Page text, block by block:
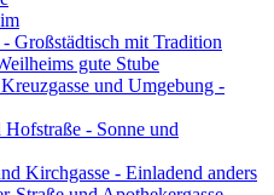
- Großstädtisch mit Tradition
gute Stube
und Umgebung -
- Sonne und
Kirchgasse - Einladend anders